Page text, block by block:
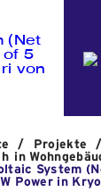
/ Projekte
/
in
System
Power in